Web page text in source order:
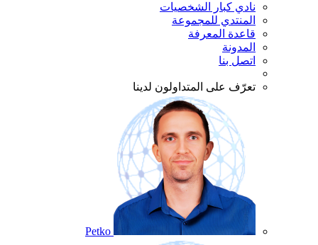
نادي كبار الشخصيات
المنتدي للمجموعة
قاعدة المعرفة
المدونة
اتصل بنا
تعرّف على المتداولون لدينا